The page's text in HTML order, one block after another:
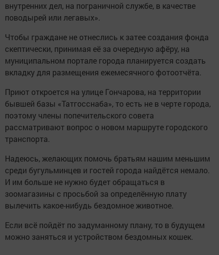
внутренних дел, на пограничной службе, в качестве
поводырей или легавых».
Чтобы граждане не отнеслись к затее создания фонда
скептически, принимая её за очередную афёру, на
муниципальном портале города планируется создать
вкладку для размещения ежемесячного фотоотчёта.
Приют откроется на улице Гончарова, на территории
бывшей базы «Татгосснаба», то есть не в черте города,
поэтому члены попечительского совета
рассматривают вопрос о новом маршруте городского
транспорта.
Надеюсь, желающих помочь братьям нашим меньшим
среди бугульминцев и гостей города найдётся немало.
И им больше не нужно будет обращаться в
зоомагазины с просьбой за определённую плату
вылечить какое-нибудь бездомное животное.
Если всё пойдёт по задуманному плану, то в будущем
можно заняться и устройством бездомных кошек.